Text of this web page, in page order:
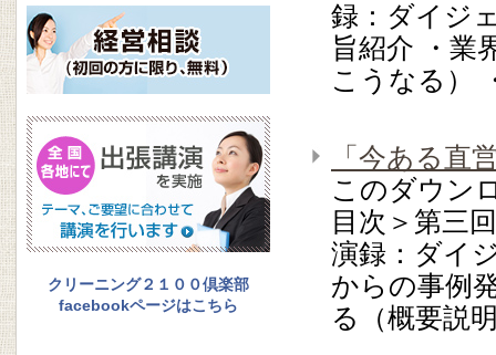
録：ダイジ
旨紹介 ・業
こうなる）
「今ある直
このダウン
目次＞第三
演録：ダイ
からの事例
る（概要説
クリーニング２１００倶楽部
facebookページはこちら